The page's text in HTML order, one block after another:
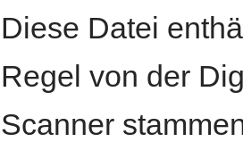
Diese Datei
Regel von der
Scanner